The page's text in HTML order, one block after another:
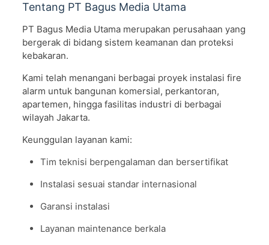
Tentang PT Bagus Media Utama
PT Bagus Media Utama merupakan perusahaan yang
bergerak di bidang sistem keamanan dan proteksi
kebakaran.
Kami telah menangani berbagai proyek instalasi fire
alarm untuk bangunan komersial, perkantoran,
apartemen, hingga fasilitas industri di berbagai
wilayah Jakarta.
Keunggulan layanan kami:
Tim teknisi berpengalaman dan bersertifikat
Instalasi sesuai standar internasional
Garansi instalasi
Layanan maintenance berkala